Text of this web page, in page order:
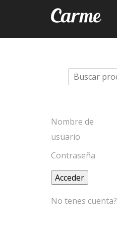
Buscar
por:
Nombre de
usuario
Contraseña
No tenes cuenta?